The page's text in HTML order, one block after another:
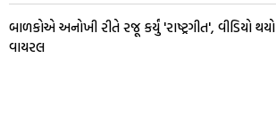
બાળકોએ અનોખી રીતે રજૂ કર્યું 'રાષ્ટ્રગીત', વીડિયો થયો
વાયરલ